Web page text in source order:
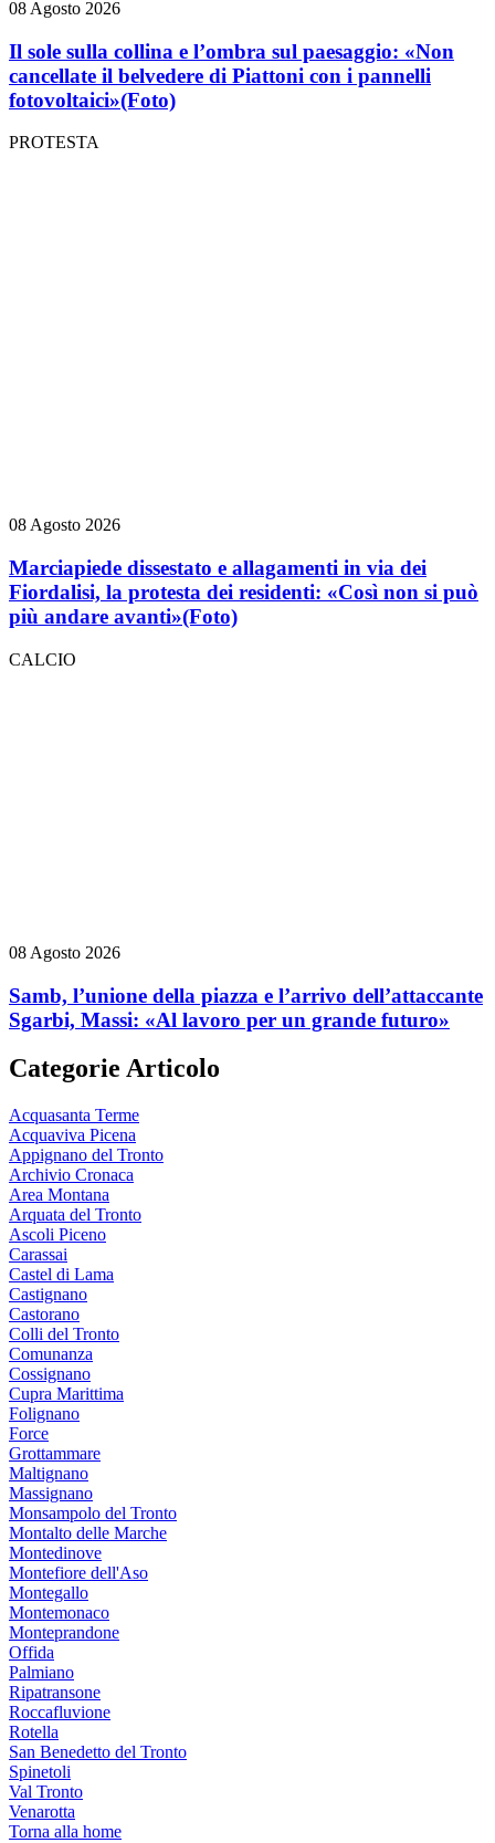
08 Agosto 2026
Il sole sulla collina e l’ombra sul paesaggio: «Non
cancellate il belvedere di Piattoni con i pannelli
fotovoltaici»(Foto)
PROTESTA
08 Agosto 2026
Marciapiede dissestato e allagamenti in via dei
Fiordalisi, la protesta dei residenti: «Così non si può
più andare avanti»(Foto)
CALCIO
08 Agosto 2026
Samb, l’unione della piazza e l’arrivo dell’attaccante
Sgarbi, Massi: «Al lavoro per un grande futuro»
Categorie Articolo
Acquasanta Terme
Acquaviva Picena
Appignano del Tronto
Archivio Cronaca
Area Montana
Arquata del Tronto
Ascoli Piceno
Carassai
Castel di Lama
Castignano
Castorano
Colli del Tronto
Comunanza
Cossignano
Cupra Marittima
Folignano
Force
Grottammare
Maltignano
Massignano
Monsampolo del Tronto
Montalto delle Marche
Montedinove
Montefiore dell'Aso
Montegallo
Montemonaco
Monteprandone
Offida
Palmiano
Ripatransone
Roccafluvione
Rotella
San Benedetto del Tronto
Spinetoli
Val Tronto
Venarotta
Torna alla home